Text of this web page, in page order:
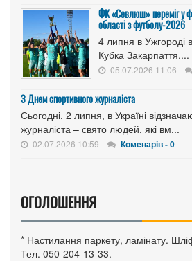
ФК «Севлюш» переміг у
області з футболу-2026
4 липня в Ужгороді
Кубка Закарпаття....
05.07.2026 11:06
З Днем спортивного журналіста
Сьогодні, 2 липня, в Україні
журналіста – свято людей, які вм...
02.07.2026 10:59 Коменарів - 0
ОГОЛОШЕННЯ
* Настилання паркету, ламінату.
Тел. 050-204-13-33.